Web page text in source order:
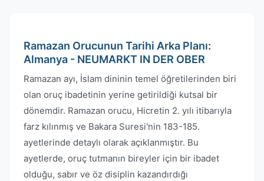
Ramazan Orucunun Tarihi Arka Planı:
Almanya - NEUMARKT IN DER OBER
Ramazan ayı, İslam dininin temel öğretilerinden biri
olan oruç ibadetinin yerine getirildiği kutsal bir
dönemdir. Ramazan orucu, Hicretin 2. yılı itibarıyla
farz kılınmış ve Bakara Suresi'nin 183-185.
ayetlerinde detaylı olarak açıklanmıştır. Bu
ayetlerde, oruç tutmanın bireyler için bir ibadet
olduğu, sabır ve öz disiplin kazandırdığı